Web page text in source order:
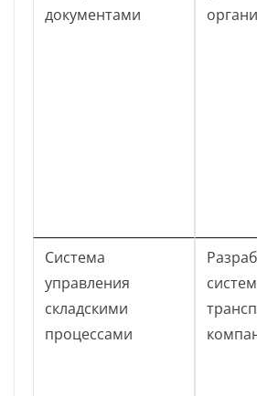
документами
Система
управления
складскими
процессами